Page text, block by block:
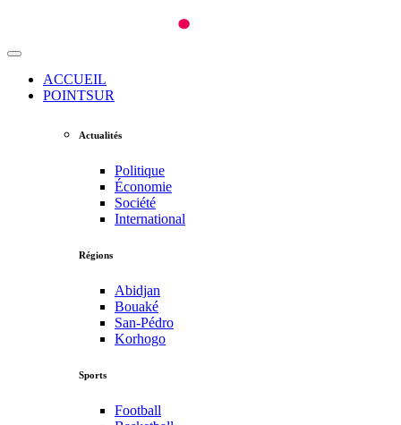
ACCUEIL
POINTSUR
Actualités
Politique
Économie
Société
International
Régions
Abidjan
Bouaké
San-Pédro
Korhogo
Sports
Football